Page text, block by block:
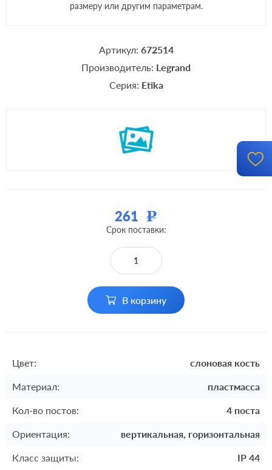
размеру или другим параметрам.
Артикул: 672514
Производитель: Legrand
Серия: Etika
261 Р
Срок поставки:
В корзину
Цвет: слоновая кость
Материал: пластмасса
Кол-во постов: 4 поста
Ориентация: вертикальная, горизонтальная
Класс защиты: IP 44